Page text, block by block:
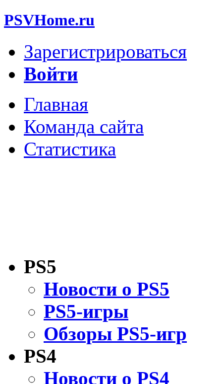
PSVHome.ru
Зарегистрироваться
Войти
Главная
Команда сайта
Статистика
PS5
Новости о PS5
PS5-игры
Обзоры PS5-игр
PS4
Новости о PS4